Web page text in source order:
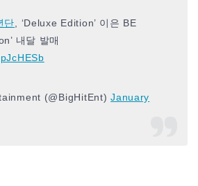
단 , ‘Deluxe Edition’ 이은 BE
내달 발매
(@BigHitEnt)January